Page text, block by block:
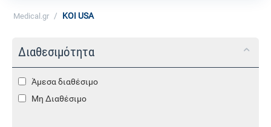
Medical.gr / KOI USA
Διαθεσιμότητα
Άμεσα διαθέσιμο
Μη Διαθέσιμο